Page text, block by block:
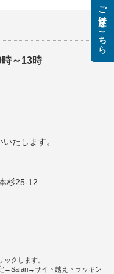
～13時
たします。
杉25-12
ックします。
→Safari→サイト越えトラッキン
ご注文はこちら